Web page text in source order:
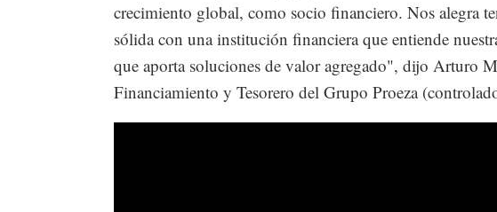
crecimiento global, como socio financiero. Nos alegra
sólida con una institución financiera que entiende
que aporta soluciones de valor agregado", dijo Arturo
Financiamiento y Tesorero del Grupo Proeza